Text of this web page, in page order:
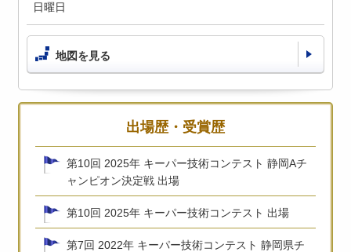
日曜日
地図を見る
出場歴・受賞歴
第10回 2025年 キーパー技術コンテスト 静岡Aチ
ャンピオン決定戦 出場
第10回 2025年 キーパー技術コンテスト 出場
第7回 2022年 キーパー技術コンテスト 静岡県チ